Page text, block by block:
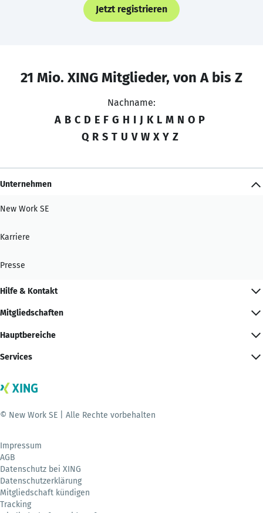
Jetzt registrieren
21 Mio. XING Mitglieder, von A bis Z
Nachname:
A B C D E F G H I J K L M N O P
Q R S T U V W X Y Z
Unternehmen
New Work SE
Karriere
Presse
Hilfe & Kontakt
Mitgliedschaften
Hauptbereiche
Services
© New Work SE | Alle Rechte vorbehalten
Impressum
AGB
Datenschutz bei XING
Datenschutzerklärung
Mitgliedschaft kündigen
Tracking